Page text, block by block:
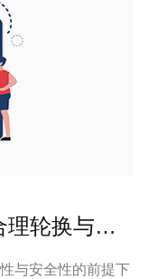
轮换与共
与安全性的前提下